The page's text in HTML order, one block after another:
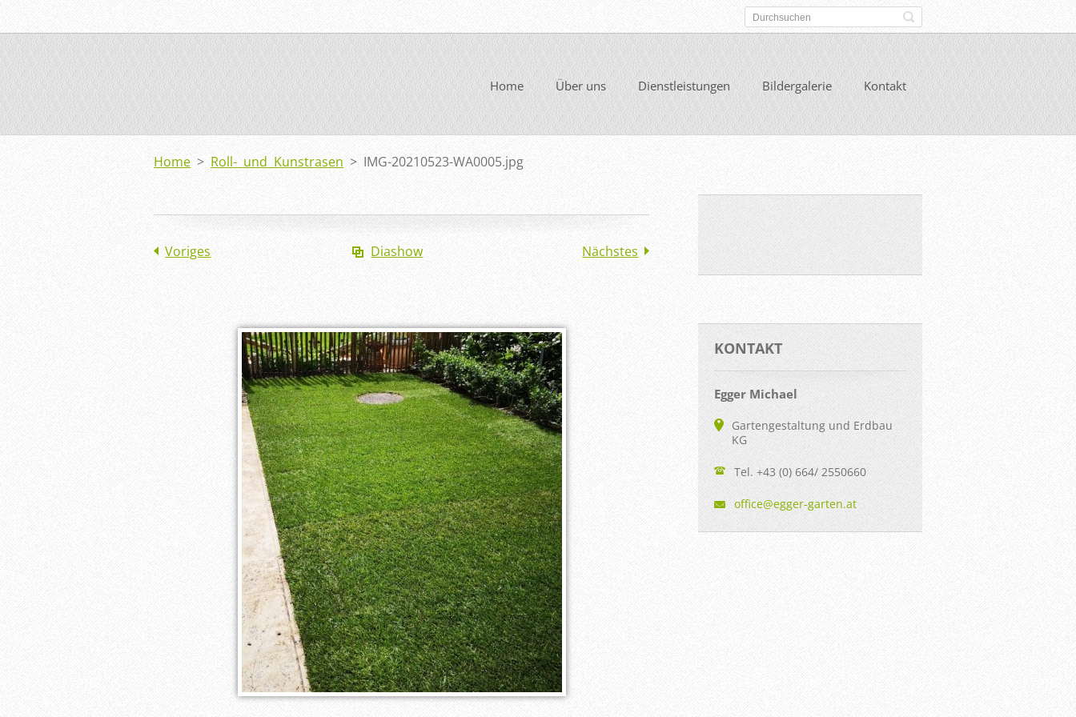
Home Über uns Dienstleistungen Bildergalerie Kontakt
Home > Roll- und Kunstrasen > IMG-20210523-WA0005.jpg
Voriges Diashow Nächstes
KONTAKT
Egger Michael
Gartengestaltung und Erdbau
KG
Tel. +43 (0) 664/ 2550660
office@egger-garten.at